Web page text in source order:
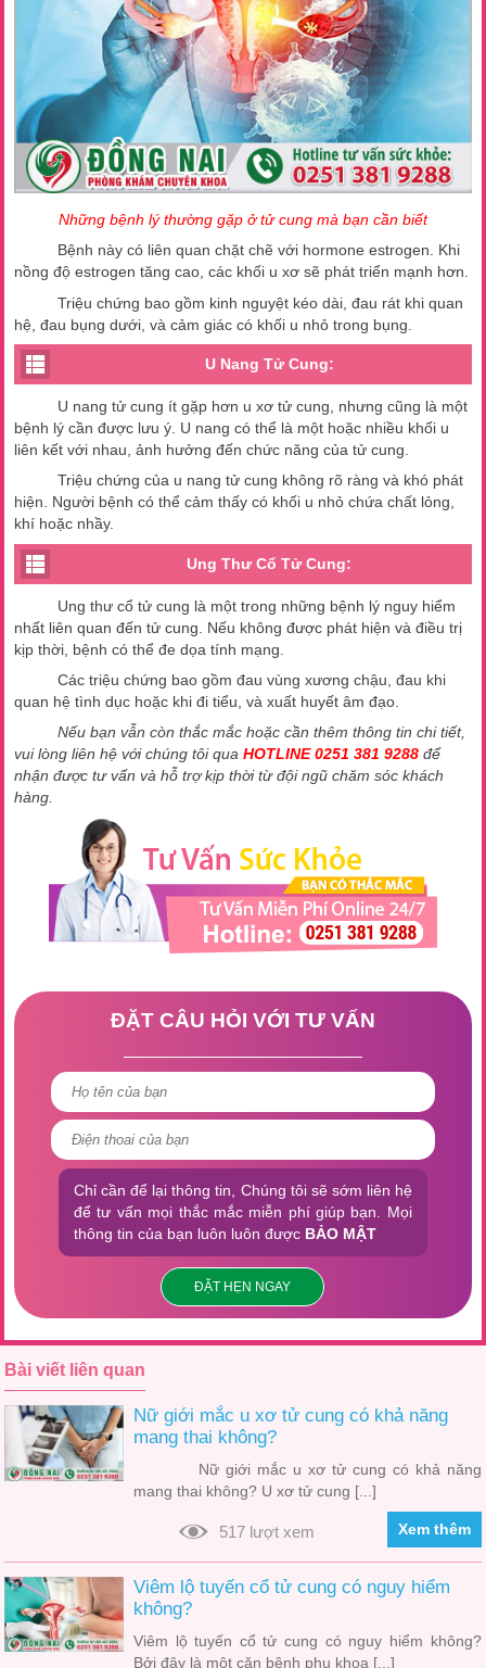
Những bệnh lý thường gặp ở tử cung mà bạn cần biết
Bệnh này có liên quan chặt chẽ với hormone estrogen. Khi
nồng độ estrogen tăng cao, các khối u xơ sẽ phát triển mạnh hơn.
Triệu chứng bao gồm kinh nguyệt kéo dài, đau rát khi quan
hệ, đau bụng dưới, và cảm giác có khối u nhỏ trong bụng.
U Nang Tử Cung:
U nang tử cung ít gặp hơn u xơ tử cung, nhưng cũng là một
bệnh lý cần được lưu ý. U nang có thể là một hoặc nhiều khối u
liên kết với nhau, ảnh hưởng đến chức năng của tử cung.
Triệu chứng của u nang tử cung không rõ ràng và khó phát
hiện. Người bệnh có thể cảm thấy có khối u nhỏ chứa chất lỏng,
khí hoặc nhầy.
Ung Thư Cổ Tử Cung:
Ung thư cổ tử cung là một trong những bệnh lý nguy hiểm
nhất liên quan đến tử cung. Nếu không được phát hiện và điều trị
kịp thời, bệnh có thể đe dọa tính mạng.
Các triệu chứng bao gồm đau vùng xương chậu, đau khi
quan hệ tình dục hoặc khi đi tiểu, và xuất huyết âm đạo.
Nếu bạn vẫn còn thắc mắc hoặc cần thêm thông tin chi tiết,
vui lòng liên hệ với chúng tôi quaHOTLINE 0251 381 9288 để
nhận được tư vấn và hỗ trợ kịp thời từ đội ngũ chăm sóc khách
hàng.
ĐẶT CÂU HỎI VỚI TƯ VẤN
Chỉ cần để lại thông tin, Chúng tôi sẽ sớm liên hệ
để tư vấn mọi thắc mắc miễn phí giúp bạn. Mọi
thông tin của bạn luôn luôn được BẢO MẬT
ĐẶT HẸN NGAY
Bài viết liên quan
Nữ giới mắc u xơ tử cung có khả năng
mang thai không?
Nữ giới mắc u xơ tử cung có khả năng
mang thai không? U xơ tử cung [...]
517 lượt xem Xem thêm
Viêm lộ tuyến cổ tử cung có nguy hiểm
không?
Viêm lộ tuyến cổ tử cung có nguy hiểm không?
Bởi đây là một căn bệnh phụ khoa [...]